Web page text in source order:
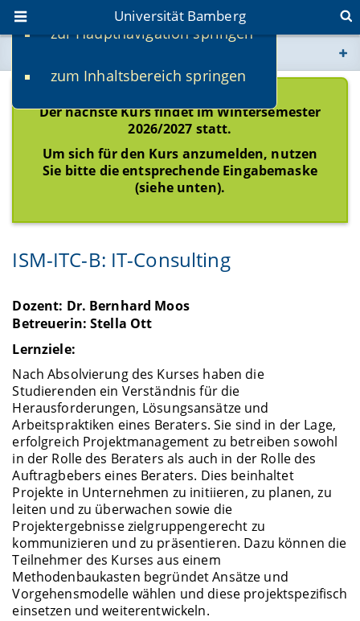
zur Hauptnavigation springen
zum Inhaltsbereich springen
Universität Bamberg
www.uni-bamberg.de
univis.uni-bamberg.de
fis.uni-bamberg.de
Der nächste Kurs findet im Wintersemester
2026/2027 statt.
Um sich für den Kurs anzumelden, nutzen
Sie bitte die entsprechende Eingabemaske
(siehe unten).
ISM-ITC-B: IT-Consulting
Dozent: Dr. Bernhard Moos
Betreuerin: Stella Ott
Lernziele:
Nach Absolvierung des Kurses haben die
Studierenden ein Verständnis für die
Herausforderungen, Lösungsansätze und
Arbeitspraktiken eines Beraters. Sie sind in der Lage,
erfolgreich Projektmanagement zu betreiben sowohl
in der Rolle des Beraters als auch in der Rolle des
Auftragbebers eines Beraters. Dies beinhaltet
Projekte in Unternehmen zu initiieren, zu planen, zu
leiten und zu überwachen sowie die
Projektergebnisse zielgruppengerecht zu
kommunizieren und zu präsentieren. Dazu können die
Teilnehmer des Kurses aus einem
Methodenbaukasten begründet Ansätze und
Vorgehensmodelle wählen und diese projektspezifisch
einsetzen und weiterentwickeln.